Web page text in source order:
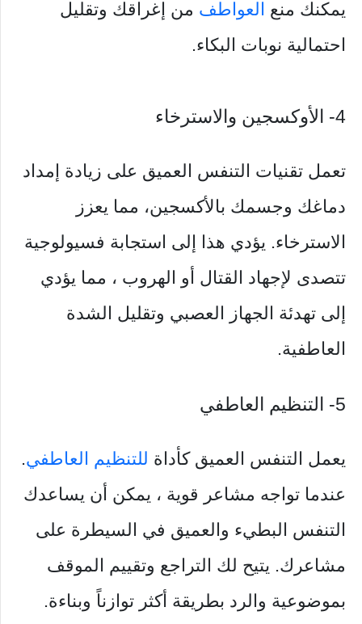
يمكنك منع العواطف من إغراقك وتقليل
احتمالية نوبات البكاء.
4- الأوكسجين والاسترخاء
تعمل تقنيات التنفس العميق على زيادة إمداد
دماغك وجسمك بالأكسجين، مما يعزز
الاسترخاء. يؤدي هذا إلى استجابة فسيولوجية
تتصدى لإجهاد القتال أو الهروب ، مما يؤدي
إلى تهدئة الجهاز العصبي وتقليل الشدة
العاطفية.
5- التنظيم العاطفي
يعمل التنفس العميق كأداة للتنظيم العاطفي.
عندما تواجه مشاعر قوية ، يمكن أن يساعدك
التنفس البطيء والعميق في السيطرة على
مشاعرك. يتيح لك التراجع وتقييم الموقف
بموضوعية والرد بطريقة أكثر توازناً وبناءة.